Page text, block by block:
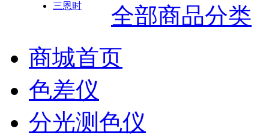
三恩时
全部商品分类
商城首页
色差仪
分光测色仪